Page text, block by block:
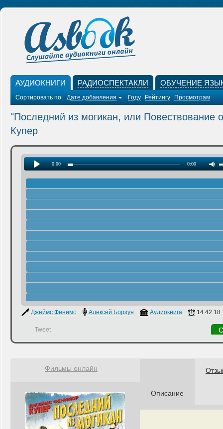
АУДИОКНИГИ РАДИОСПЕКТАКЛИ ОБУЧЕНИЕ
Сортировать по: Дате добавления Году Рейтингу Просмотрам
"Последний из могикан, или
Купер
0:00 0:00
Джеймс Фенимор КуперАлексей Борзунов Аудиокнига 14:42:18
Tweet
Описание
Фильмы онлайн